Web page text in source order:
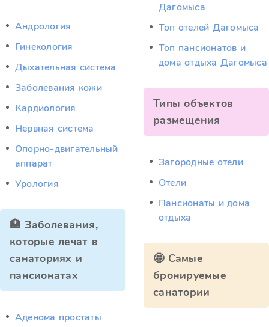
Андрология
Гинекология
Дыхательная система
Заболевания кожи
Кардиология
Нервная система
Опорно-двигательный
аппарат
Урология
🏥 Заболевания,
которые лечат в
санаториях и
пансионатах
Аденома простаты
Дагомыса
Топ отелей Дагомыса
Топ пансионатов и
дома отдыха Дагомыса
Типы объектов
размещения
Загородные отели
Отели
Пансионаты и дома
отдыха
🤩 Самые
бронируемые
санатории